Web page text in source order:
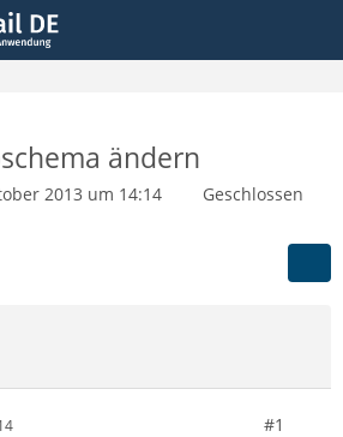
ändern
2013 um 14:14
Geschlossen
#1